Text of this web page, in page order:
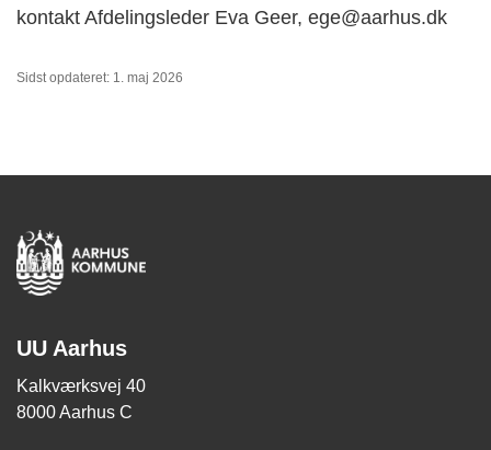
kontakt Afdelingsleder Eva Geer, ege@aarhus.dk
Sidst opdateret: 1. maj 2026
UU Aarhus
Kalkværksvej 40
8000 Aarhus C